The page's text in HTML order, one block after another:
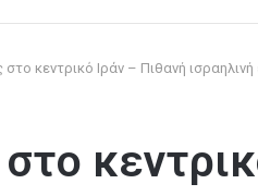
στο κεντρικό Ιράν – Πιθανή